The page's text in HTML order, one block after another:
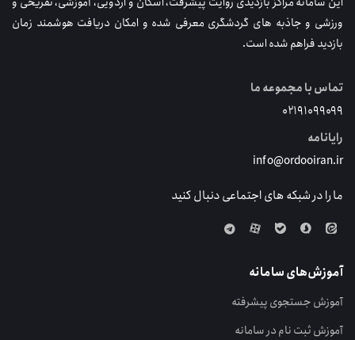
ورزشی و جاذبه های گردشگری معرفی شده و امکان دریافت هوشمند زمان
بازدید فراهم شده است.
تماس با مجموعه ما
۰۲۱۹۱۰۹۹۰۹۹
رایانامه
info@ordooiran.ir
ما را در شبکه های اجتماعی دنبال کنید
آموزش‌های سامانه
آموزش جستجوی پیشرفته
آموزش ثبت نام در سامانه